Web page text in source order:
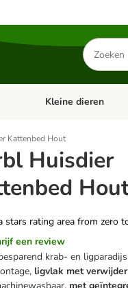
Zoeken
naar
producten
Kat Open categorie
Kleine dieren
Kattenbed Hout
Huisdier
stars rating area from zero
een review
krab- en
ligvlak met